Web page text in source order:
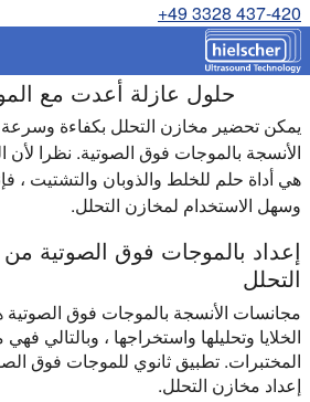
+49 3328 437-420
حلول عازلة أعدت مع
يمكن تحضير مخازن التحلل بكفاءة
الأنسجة بالموجات فوق الصوتية. نظرا
هي أداة حلم للخلط والذوبان والتشتيت ،
وسهل الاستخدام لمخازن التحلل.
إعداد بالموجات فوق الصوتية من
التحلل
مجانسات الأنسجة بالموجات فوق الصوتية
الخلايا وتحليلها واستخراجها ، وبالتالي
المختبرات. تطبيق ثانوي للموجات فوق
إعداد مخازن التحلل.